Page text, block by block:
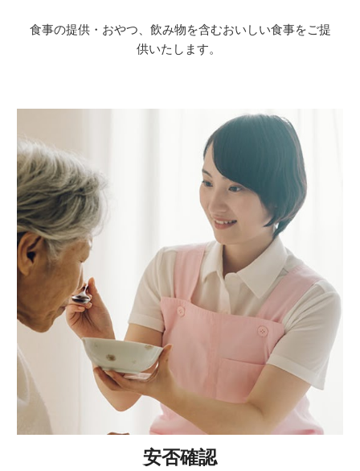
食事の提供・おやつ、飲み物を含むおいしい食事をご提
供いたします。
安否確認